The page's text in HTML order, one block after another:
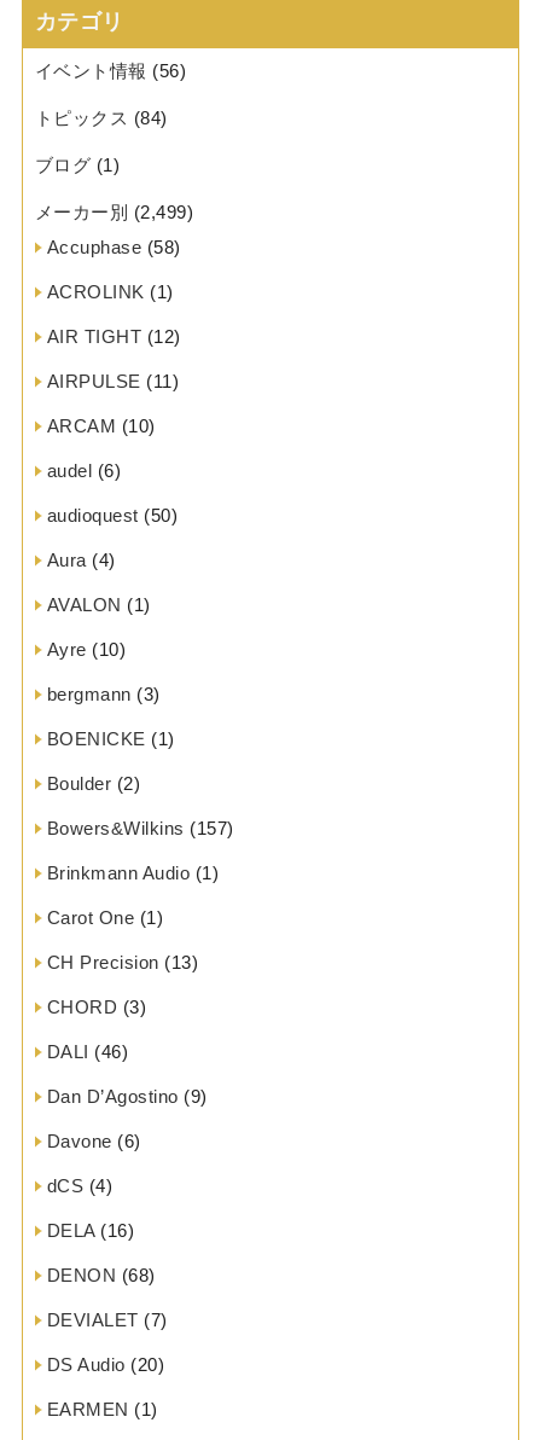
カテゴリ
イベント情報 (56)
トピックス (84)
ブログ (1)
メーカー別 (2,499)
Accuphase (58)
ACROLINK (1)
AIR TIGHT (12)
AIRPULSE (11)
ARCAM (10)
audel (6)
audioquest (50)
Aura (4)
AVALON (1)
Ayre (10)
bergmann (3)
BOENICKE (1)
Boulder (2)
Bowers&Wilkins (157)
Brinkmann Audio (1)
Carot One (1)
CH Precision (13)
CHORD (3)
DALI (46)
Dan D’Agostino (9)
Davone (6)
dCS (4)
DELA(16)
DENON (68)
DEVIALET (7)
DS Audio (20)
EARMEN (1)